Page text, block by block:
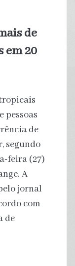
de
em 20
pessoas
de
segundo
feira (27)
A
jornal
com
de